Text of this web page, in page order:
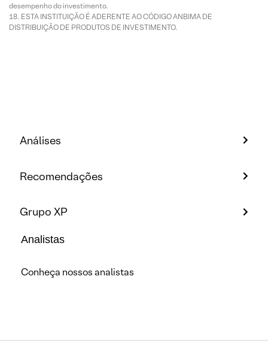
desempenho do investimento.
ESTA INSTITUIÇÃO É ADERENTE AO CÓDIGO ANBIMA DE
DISTRIBUIÇÃO DE PRODUTOS DE INVESTIMENTO.
Análises
Recomendações
Grupo XP
Analistas
Conheça nossos analistas